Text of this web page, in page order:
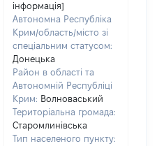
інформація]
Автономна Республіка
Крим/область/місто зі
спеціальним статусом:
Донецька
Район в області та
Автономній Республіці
Крим: Волноваський
Територіальна громада:
Старомлинівська
Тип населеного пункту: